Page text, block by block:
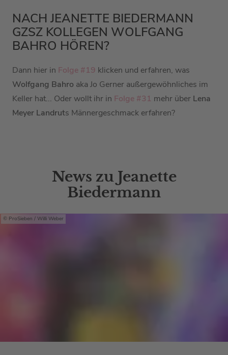
NACH JEANETTE BIEDERMANN
GZSZ KOLLEGEN WOLFGANG
BAHRO HÖREN?
Dann hier in Folge #19 klicken und erfahren, was
Wolfgang Bahro aka Jo Gerner außergewöhnliches im
Keller hat... Oder wollt ihr in Folge #31 mehr über Lena
Meyer Landruts Männergeschmack erfahren?
News zu Jeanette
Biedermann
ProSieben / Willi Weber